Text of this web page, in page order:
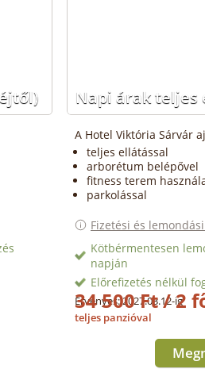
Napi árak teljes
A Hotel Viktória Sárvár
teljes ellátással
arborétum belépővel
fitness terem
parkolással
Fizetési és
Kötbérmentesen
napján
Előrefizetés nélkül
Érvényes: 2027.03.12-ig
34 500 Ft / 2
teljes panzióval